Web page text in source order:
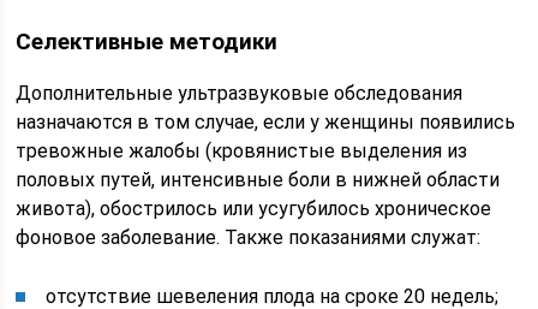
Селективные методики
Дополнительные ультразвуковые обследования
назначаются в том случае, если у женщины появились
тревожные жалобы (кровянистые выделения из
половых путей, интенсивные боли в нижней области
живота), обострилось или усугубилось хроническое
фоновое заболевание. Также показаниями служат:
отсутствие шевеления плода на сроке 20 недель;